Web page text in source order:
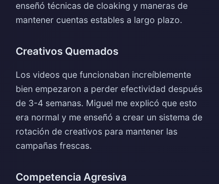
enseñó técnicas de cloaking y maneras de
mantener cuentas estables a largo plazo.
Creativos Quemados
Los videos que funcionaban increíblemente
bien empezaron a perder efectividad después
de 3-4 semanas. Miguel me explicó que esto
era normal y me enseñó a crear un sistema de
rotación de creativos para mantener las
campañas frescas.
Competencia Agresiva